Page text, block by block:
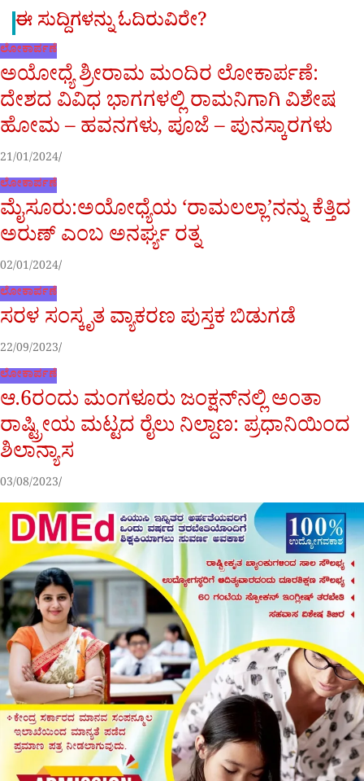
ಈ ಸುದ್ದಿಗಳನ್ನು ಓದಿರುವಿರೇ?
ಲೋಕಾರ್ಪಣೆ
ಅಯೋಧ್ಯೆ ಶ್ರೀರಾಮ ಮಂದಿರ ಲೋಕಾರ್ಪಣೆ:
ದೇಶದ ವಿವಿಧ ಭಾಗಗಳಲ್ಲಿ ರಾಮನಿಗಾಗಿ ವಿಶೇಷ
ಹೋಮ – ಹವನಗಳು, ಪೂಜೆ – ಪುನಸ್ಕಾರಗಳು
21/01/2024
ಲೋಕಾರ್ಪಣೆ
ಮೈಸೂರು:ಅಯೋಧ್ಯೆಯ ‘ರಾಮಲಲ್ಲಾ’ನನ್ನು ಕೆತ್ತಿದ
ಅರುಣ್ ಎಂಬ ಅನರ್ಘ್ಯ ರತ್ನ
02/01/2024
ಲೋಕಾರ್ಪಣೆ
ಸರಳ ಸಂಸ್ಕೃತ ವ್ಯಾಕರಣ ಪುಸ್ತಕ ಬಿಡುಗಡೆ
22/09/2023
ಲೋಕಾರ್ಪಣೆ
ಆ.6ರಂದು ಮಂಗಳೂರು ಜಂಕ್ಷನ್‌ನಲ್ಲಿ ಅಂತಾ
ರಾಷ್ಟ್ರೀಯ ಮಟ್ಟದ ರೈಲು ನಿಲ್ದಾಣ: ಪ್ರಧಾನಿಯಿಂದ
ಶಿಲಾನ್ಯಾಸ
03/08/2023